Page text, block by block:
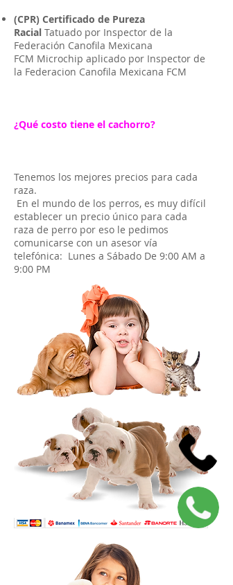
(CPR) Certificado de Pureza
Racial Tatuado por Inspector de la
Federación Canofila Mexicana
FCM Microchip aplicado por Inspector de
la Federacion Canofila Mexicana FCM
¿Qué costo tiene el cachorro?
Tenemos los mejores precios para cada
raza.
En el mundo de los perros, es muy difícil
establecer un precio único para cada
raza de perro por eso le pedimos
comunicarse con un asesor vía
telefónica: Lunes a Sábado De 9:00 AM a
9:00 PM